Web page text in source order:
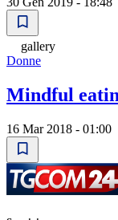
gallery
Donne
Mindful
16 Mar 2018 - 01:00